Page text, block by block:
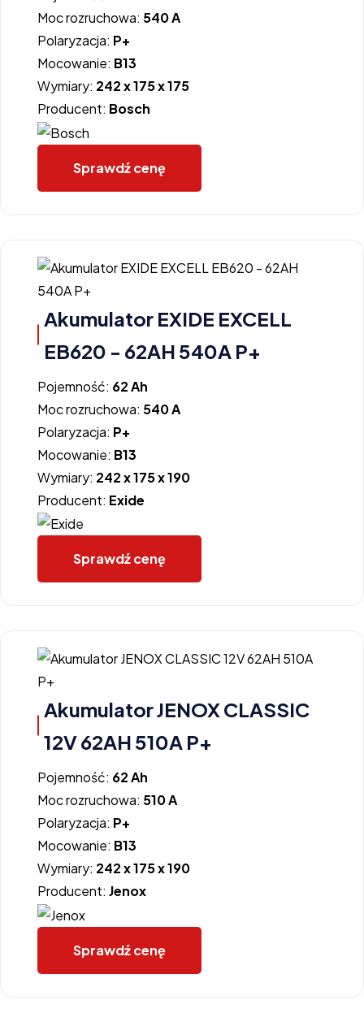
Moc rozruchowa: 540 A
Polaryzacja: P+
Mocowanie: B13
Wymiary: 242 x 175 x 175
Producent: Bosch
Sprawdź cenę
Akumulator EXIDE EXCELL
EB620 - 62AH 540A P+
Pojemność: 62 Ah
Moc rozruchowa: 540 A
Polaryzacja: P+
Mocowanie: B13
Wymiary: 242 x 175 x 190
Producent: Exide
Sprawdź cenę
Akumulator JENOX CLASSIC
12V 62AH 510A P+
Pojemność: 62 Ah
Moc rozruchowa: 510 A
Polaryzacja: P+
Mocowanie: B13
Wymiary: 242 x 175 x 190
Producent: Jenox
Sprawdź cenę